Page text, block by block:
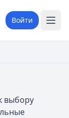
Войти
выбору